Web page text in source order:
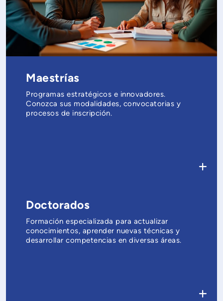
Maestrías
Programas estratégicos e innovadores.
Conozca sus modalidades, convocatorias y
procesos de inscripción.
Doctorados
Formación especializada para actualizar
conocimientos, aprender nuevas técnicas y
desarrollar competencias en diversas áreas.